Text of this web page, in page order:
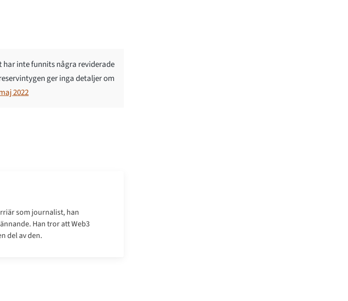
har inte funnits några reviderade
ger inga detaljer om
2022
som journalist, han
Han tror att Web3
del av den.